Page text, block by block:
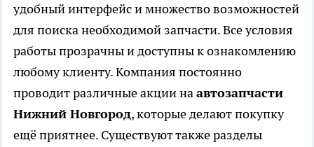
удобный интерфейс и множество возможностей
для поиска необходимой запчасти. Все условия
работы прозрачны и доступны к ознакомлению
любому клиенту. Компания постоянно
проводит различные акции наавтозапчасти
Нижний Новгород, которые делают покупку
ещё приятнее. Существуют также разделы